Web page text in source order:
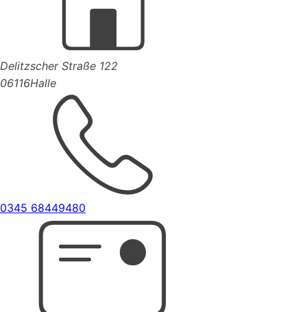
Delitzscher Straße 122
06116Halle
0345 68449480